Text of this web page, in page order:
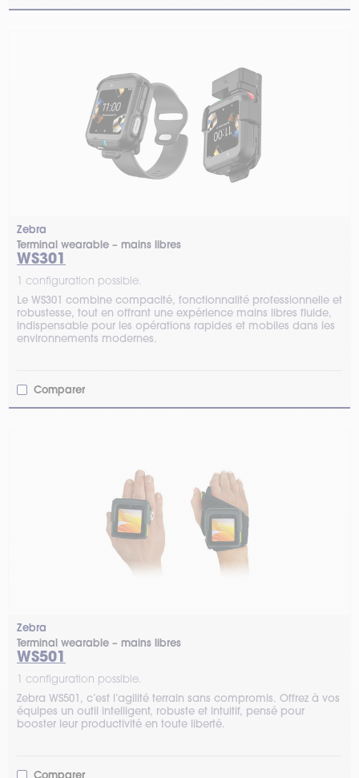
Zebra
Terminal wearable – mains libres
WS301
1 configuration possible.
Le WS301 combine compacité, fonctionnalité professionnelle et
robustesse, tout en offrant une expérience mains libres fluide,
indispensable pour les opérations rapides et mobiles dans les
environnements modernes.
Comparer
Zebra
Terminal wearable – mains libres
WS501
1 configuration possible.
Zebra WS501, c’est l’agilité terrain sans compromis. Offrez à vos
équipes un outil intelligent, robuste et intuitif, pensé pour
booster leur productivité en toute liberté.